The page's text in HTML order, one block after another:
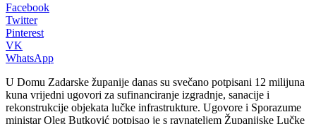
Facebook
Twitter
Pinterest
VK
WhatsApp
U Domu Zadarske županije danas su svečano potpisani 12 milijuna
kuna vrijedni ugovori za sufinanciranje izgradnje, sanacije i
rekonstrukcije objekata lučke infrastrukture. Ugovore i Sporazume
ministar Oleg Butković potpisao je s ravnateljem Županijske Lučke